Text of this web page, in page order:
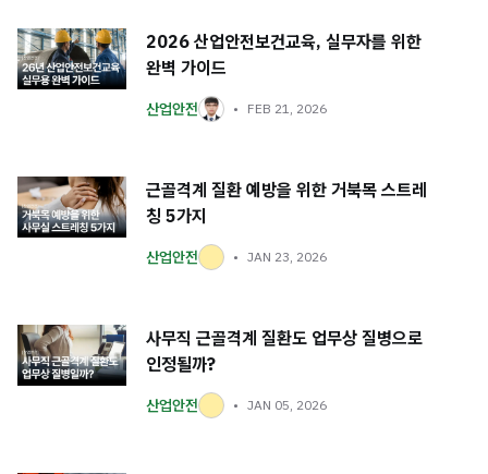
2026 산업안전보건교육, 실무자를 위한
완벽 가이드
산업안전 FEB 21, 2026
근골격계 질환 예방을 위한 거북목 스트레
칭 5가지
산업안전 JAN 23, 2026
사무직 근골격계 질환도 업무상 질병으로
인정될까?
산업안전 JAN 05, 2026